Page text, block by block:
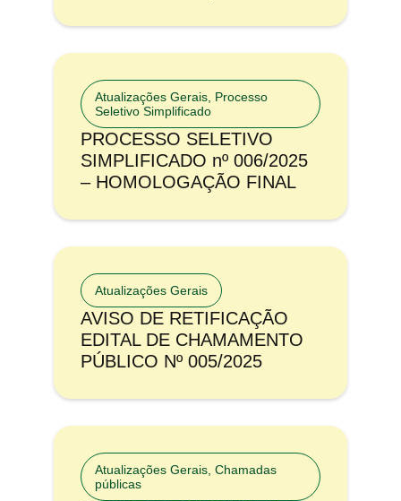
Atualizações Gerais, Processo
Seletivo Simplificado
PROCESSO SELETIVO
SIMPLIFICADO nº 006/2025
– HOMOLOGAÇÃO FINAL
Atualizações Gerais
AVISO DE RETIFICAÇÃO
EDITAL DE CHAMAMENTO
PÚBLICO Nº 005/2025
Atualizações Gerais, Chamadas
públicas